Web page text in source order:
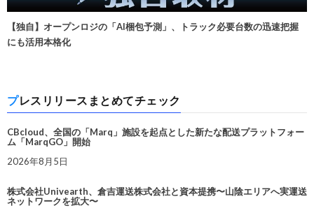
【独自】オープンロジの「AI梱包予測」、トラック必要台数の迅速把握
にも活用本格化
プレスリリースまとめてチェック
CBcloud、全国の「Marq」施設を起点とした新たな配送プラットフォー
ム「MarqGO」開始
2026年8月5日
株式会社Univearth、倉吉運送株式会社と資本提携〜山陰エリアへ実運送
ネットワークを拡大〜